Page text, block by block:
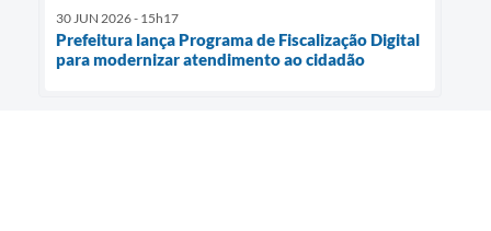
30 JUN 2026 - 15h17
Prefeitura lança Programa de Fiscalização Digital
para modernizar atendimento ao cidadão